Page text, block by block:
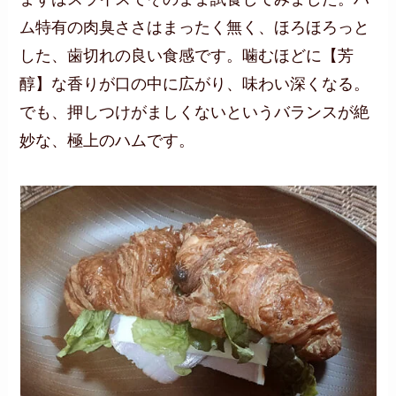
ム特有の肉臭ささはまったく無く、ほろほろっと
した、歯切れの良い食感です。噛むほどに【芳
醇】な香りが口の中に広がり、味わい深くなる。
でも、押しつけがましくないというバランスが絶
妙な、極上のハムです。